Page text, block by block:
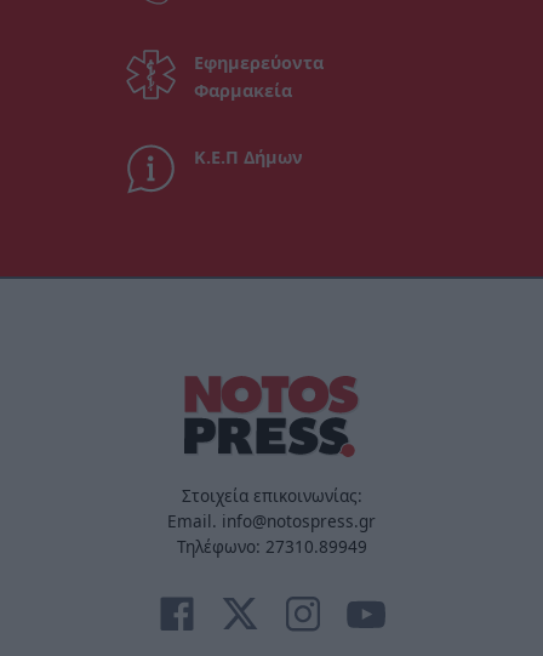
Εφημερεύοντα
Φαρμακεία
Κ.Ε.Π Δήμων
Στοιχεία επικοινωνίας:
Email. info@notospress.gr
Τηλέφωνο: 27310.89949